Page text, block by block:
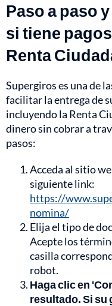
Paso a paso
si tiene
Renta
Supergiros es una de
facilitar la entrega de
incluyendo la Renta
dinero sin cobrar a
pasos:
Acceda al sitio
siguiente link:
https://
nomina/
Elija el tipo de
Acepte los
casilla
robot.
Haga clic en
resultado. Si su